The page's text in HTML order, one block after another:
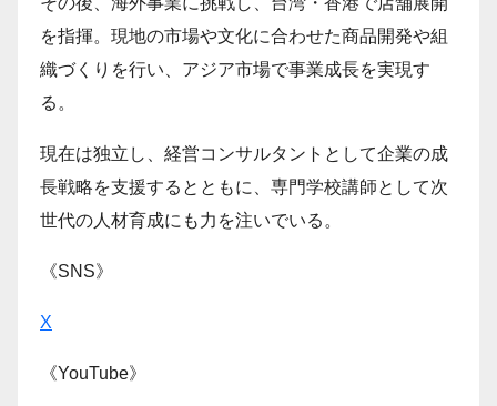
を指揮。現地の市場や文化に合わせた商品開発や組
織づくりを行い、アジア市場で事業成長を実現す
る。
現在は独立し、経営コンサルタントとして企業の成
長戦略を支援するとともに、専門学校講師として次
世代の人材育成にも力を注いでいる。
《SNS》
X
《YouTube》